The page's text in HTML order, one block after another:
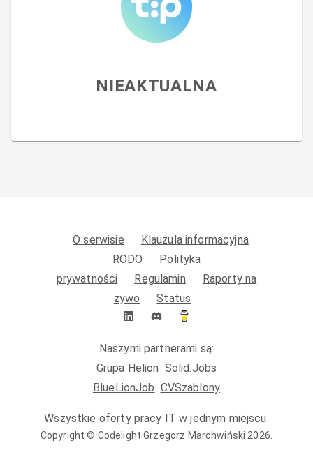
NIEAKTUALNA
O serwisie
Klauzula informacyjna
RODO
Polityka
prywatności
Regulamin
Raporty na
żywo
Status
Naszymi partnerami są:
Grupa Helion Solid.Jobs
BlueLionJob CVSzablony
Wszystkie oferty pracy IT w jednym miejscu.
Copyright © Codelight Grzegorz Marchwiński 2026